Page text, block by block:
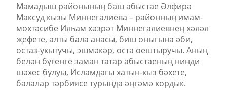
Мамадыш районының баш абыстае Әлфирә
Максуд кызы Миннегалиева – районның имам-
мөхтәсибе Илһам хәзрәт Миннегалиевнең хәләл
җефете, алты бала анасы, биш оныгына әби,
остаз-укытучы, эшмәкәр, оста оештыручы. Аның
белән бүгенге заман татар абыстаеның нинди
шәхес булуы, Исламдагы хатын-кыз бәхете,
балалар тәрбиясе турында әңгәмә кордык.